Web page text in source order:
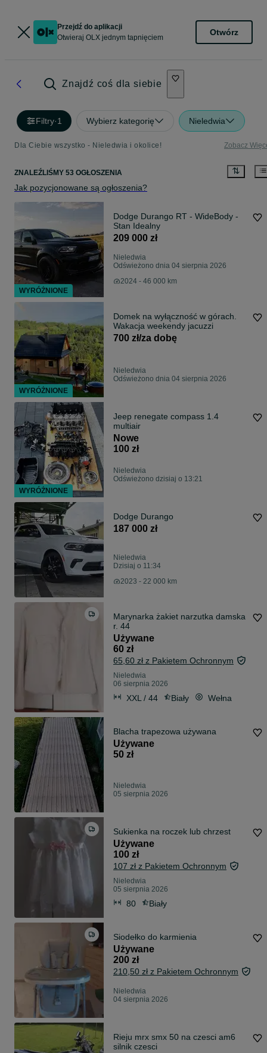
Przejdź do aplikacji
Otwieraj OLX jednym tapnięciem
Otwórz
Znajdź coś dla siebie
Filtry·1 Wybierz kategorię Nieledwia
Dla Ciebie wszystko - Nieledwia i okolice! Zobacz
ZNALEŹLIŚMY 53 OGŁOSZENIA
Jak pozycjonowane są ogłoszenia?
Dodge Durango RT - WideBody -
Stan Idealny
209 000 zł
Nieledwia
Odświeżono dnia 04 sierpnia 2026
2024 - 46 000 km
Domek na wyłączność w górach.
Wakacja weekendy jacuzzi
700 zł/za dobę
Nieledwia
Odświeżono dnia 04 sierpnia 2026
Jeep renegate compass 1.4
multiair
Nowe
100 zł
Nieledwia
Odświeżono dzisiaj o 13:21
Dodge Durango
187 000 zł
Nieledwia
Dzisiaj o 11:34
2023 - 22 000 km
Marynarka żakiet narzutka damska
r. 44
Używane
60 zł
65,60 zł z Pakietem Ochronnym
Nieledwia
06 sierpnia 2026
XXL / 44 Biały Wełna
Blacha trapezowa używana
Używane
50 zł
Nieledwia
05 sierpnia 2026
Sukienka na roczek lub chrzest
Używane
100 zł
107 zł z Pakietem Ochronnym
Nieledwia
05 sierpnia 2026
80 Biały
Siodełko do karmienia
Używane
200 zł
210,50 zł z Pakietem Ochronnym
Nieledwia
04 sierpnia 2026
Rieju mrx smx 50 na czesci am6
silnik czesci
WYRÓŻNIONE
WYRÓŻNIONE
WYRÓŻNIONE